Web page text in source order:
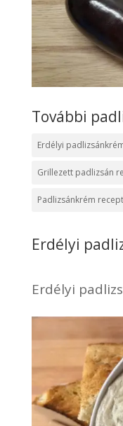
További
Erdélyi
Grillezett padlizsán
Padlizsánkrém
Erdélyi
Erdélyi